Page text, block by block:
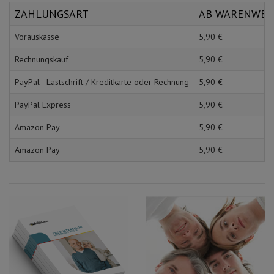
Ärmelschoner
Unterlagen und
ZAHLUNGSART AB
Vorauskasse 5,90 €
Rechnungskauf 5,90 €
PayPal - Lastschrift / Kreditkarte oder Rechnung 5,90 €
PayPal Express 5,90 €
Amazon Pay 5,90 €
Amazon Pay 5,90 €